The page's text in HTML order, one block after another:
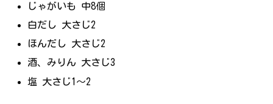
じゃがいも 中8個
白だし 大さじ2
ほんだし 大さじ2
酒、みりん 大さじ3
塩 大さじ1～2